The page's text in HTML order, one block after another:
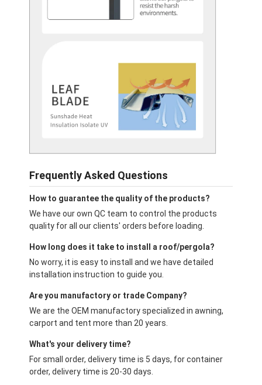
Frequently Asked Questions
How to guarantee the quality of the products?
We have our own QC team to control the products
quality for all our clients' orders before loading.
How long does it take to install a roof/pergola?
No worry, it is easy to install and we have detailed
installation instruction to guide you.
Are you manufactory or trade Company?
We are the OEM manufactory specialized in awning,
carport and tent more than 20 years.
What's your delivery time?
For small order, delivery time is 5 days, for container
order, delivery time is 20-30 days.